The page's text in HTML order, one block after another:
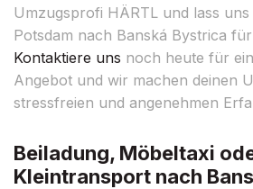
Umzugsprofi HÄRTL und lass
Potsdam nach Banská Bystrica
Kontaktiere uns noch heute für
Angebot und wir machen deinen
stressfreien und angenehmen
Beiladung, Möbeltaxi
Kleintransport nach